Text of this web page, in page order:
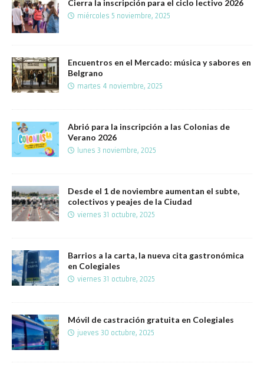
Cierra la inscripción para el ciclo lectivo 2026
miércoles 5 noviembre, 2025
Encuentros en el Mercado: música y sabores en
Belgrano
martes 4 noviembre, 2025
Abrió para la inscripción a las Colonias de
Verano 2026
lunes 3 noviembre, 2025
Desde el 1 de noviembre aumentan el subte,
colectivos y peajes de la Ciudad
viernes 31 octubre, 2025
Barrios a la carta, la nueva cita gastronómica
en Colegiales
viernes 31 octubre, 2025
Móvil de castración gratuita en Colegiales
jueves 30 octubre, 2025